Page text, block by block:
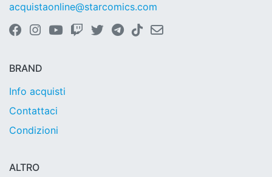
acquistaonline@starcomics.com
BRAND
Info acquisti
Contattaci
Condizioni
ALTRO